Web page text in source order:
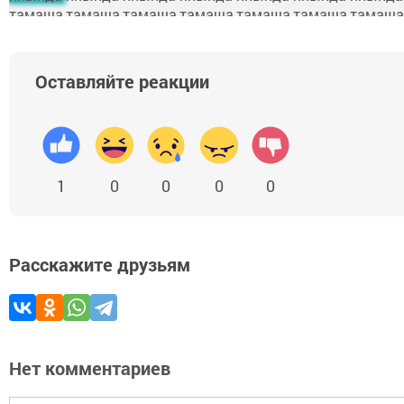
Оставляйте реакции
1 0 0 0 0
Расскажите друзьям
Нет комментариев